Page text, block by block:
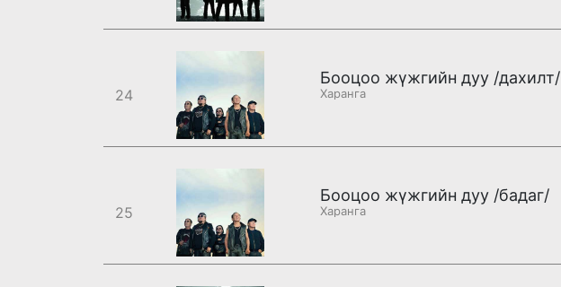
24
Бооцоо жүжгийн дуу /дахилт/
Харанга
25
Бооцоо жүжгийн дуу /бадаг/
Харанга